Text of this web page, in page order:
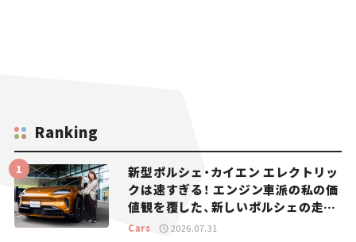
Ranking
新型ポルシェ・カイエン エレクトリッ
クは速すぎる！ エンジン車派の私の価
値観を覆した、新しいポルシェの走
り。
Cars 2026.07.31